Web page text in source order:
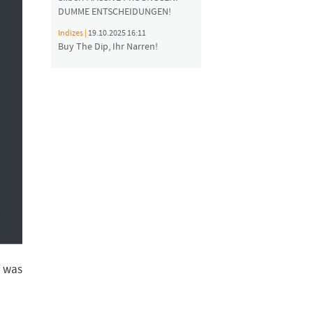
was
DUMME ENTSCHEIDUNGEN!
Indizes | 19.10.2025 16:11
Buy The Dip, Ihr Narren!